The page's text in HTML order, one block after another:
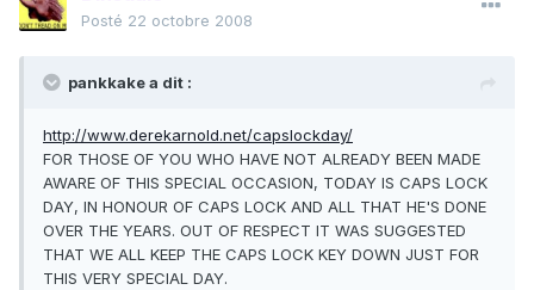
Posté 22 octobre 2008
pankkake a dit :
http://www.derekarnold.net/capslockday/
FOR THOSE OF YOU WHO HAVE NOT ALREADY BEEN MADE
AWARE OF THIS SPECIAL OCCASION, TODAY IS CAPS LOCK
DAY, IN HONOUR OF CAPS LOCK AND ALL THAT HE'S DONE
OVER THE YEARS. OUT OF RESPECT IT WAS SUGGESTED
THAT WE ALL KEEP THE CAPS LOCK KEY DOWN JUST FOR
THIS VERY SPECIAL DAY.